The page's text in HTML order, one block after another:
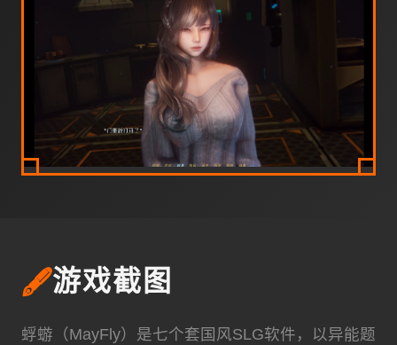
🖋️游戏截图
蜉蝣（MayFly）是七个套国风SLG软件，以异能题